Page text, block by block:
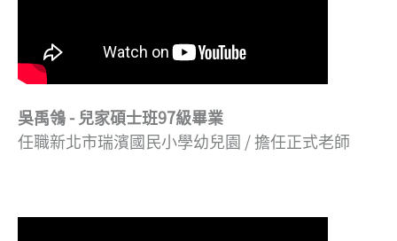
吳禹鴒 - 兒家碩士班97級畢業
任職新北市瑞濱國民小學幼兒園 / 擔任正式老師